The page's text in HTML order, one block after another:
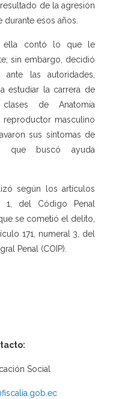
de la agresión
durante esos años.
ella contó lo que le
sin embargo, decidió
las autoridades,
estudiar la carrera de
de Anatomía
reproductor masculino
sus síntomas de
que buscó ayuda
según los artículos
1, del Código Penal
se cometió el delito,
171, numeral 3, del
Penal (COIP).
Social